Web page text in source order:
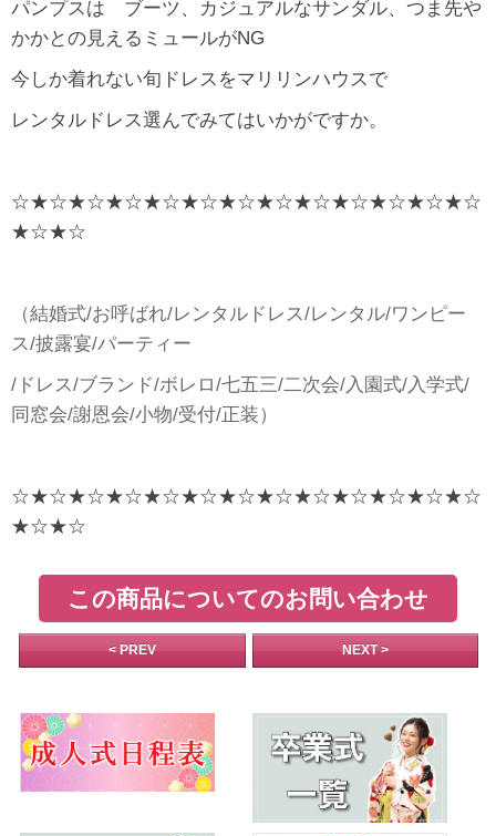
パンプスは ブーツ、カジュアルなサンダル、つま先や
かかとの見えるミュールがNG
今しか着れない旬ドレスをマリリンハウスで
レンタルドレス選んでみてはいかがですか。
☆★☆★☆★☆★☆★☆★☆★☆★☆★☆★☆★☆★☆
★☆★☆
（結婚式/お呼ばれ/レンタルドレス/レンタル/ワンピー
ス/披露宴/パーティー
/ドレス/ブランド/ボレロ/七五三/二次会/入園式/入学式/
同窓会/謝恩会/小物/受付/正装）
☆★☆★☆★☆★☆★☆★☆★☆★☆★☆★☆★☆★☆
★☆★☆
この商品についてのお問い合わせ
< PREV NEXT >